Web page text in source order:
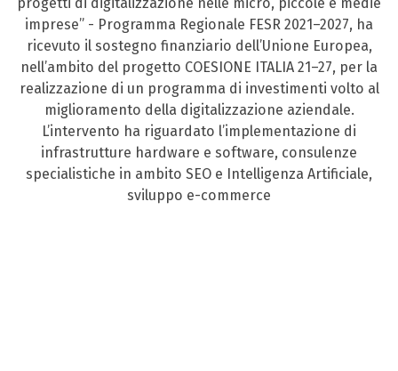
imprese” - Programma Regionale FESR 2021–2027, ha
ricevuto il sostegno finanziario dell’Unione Europea,
nell’ambito del progetto COESIONE ITALIA 21–27, per la
realizzazione di un programma di investimenti volto al
miglioramento della digitalizzazione aziendale.
L’intervento ha riguardato l’implementazione di
infrastrutture hardware e software, consulenze
specialistiche in ambito SEO e Intelligenza Artificiale,
sviluppo e-commerce